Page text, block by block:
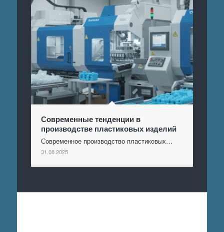
Современные тенденции в
производстве пластиковых изделий
Современное производство пластиковых…
31.08.2025